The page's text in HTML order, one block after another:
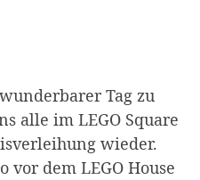
Tag zu
alle im LEGO Square
wieder.
vor dem LEGO House